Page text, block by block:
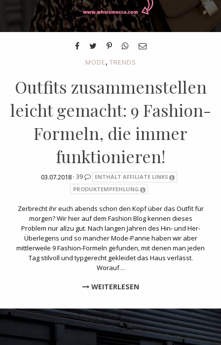
MODE, TRENDS
Outfits zusammenstellen
leicht gemacht: 9 Fashion-
Formeln, die immer
funktionieren!
03.07.2018 · 39
ENTHÄLT AFFILIATE LINKS
PRODUKTEMPFEHLUNG
Zerbrecht ihr euch abends schon den Kopf über das Outfit für
morgen? Wir hier auf dem Fashion Blog kennen dieses
Problem nur allzu gut. Nach langen Jahren des Hin- und Her-
Überlegens und so mancher Mode-Panne haben wir aber
mittlerweile 9 Fashion-Formeln gefunden, mit denen man jeden
Tag stilvoll und typgerecht gekleidet das Haus verlässt.
Worauf…
WEITERLESEN